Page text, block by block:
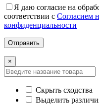
Я даю согласие на
соответствии с Согласием
конфиденциальности
×
Скрыть сходства
Выделить